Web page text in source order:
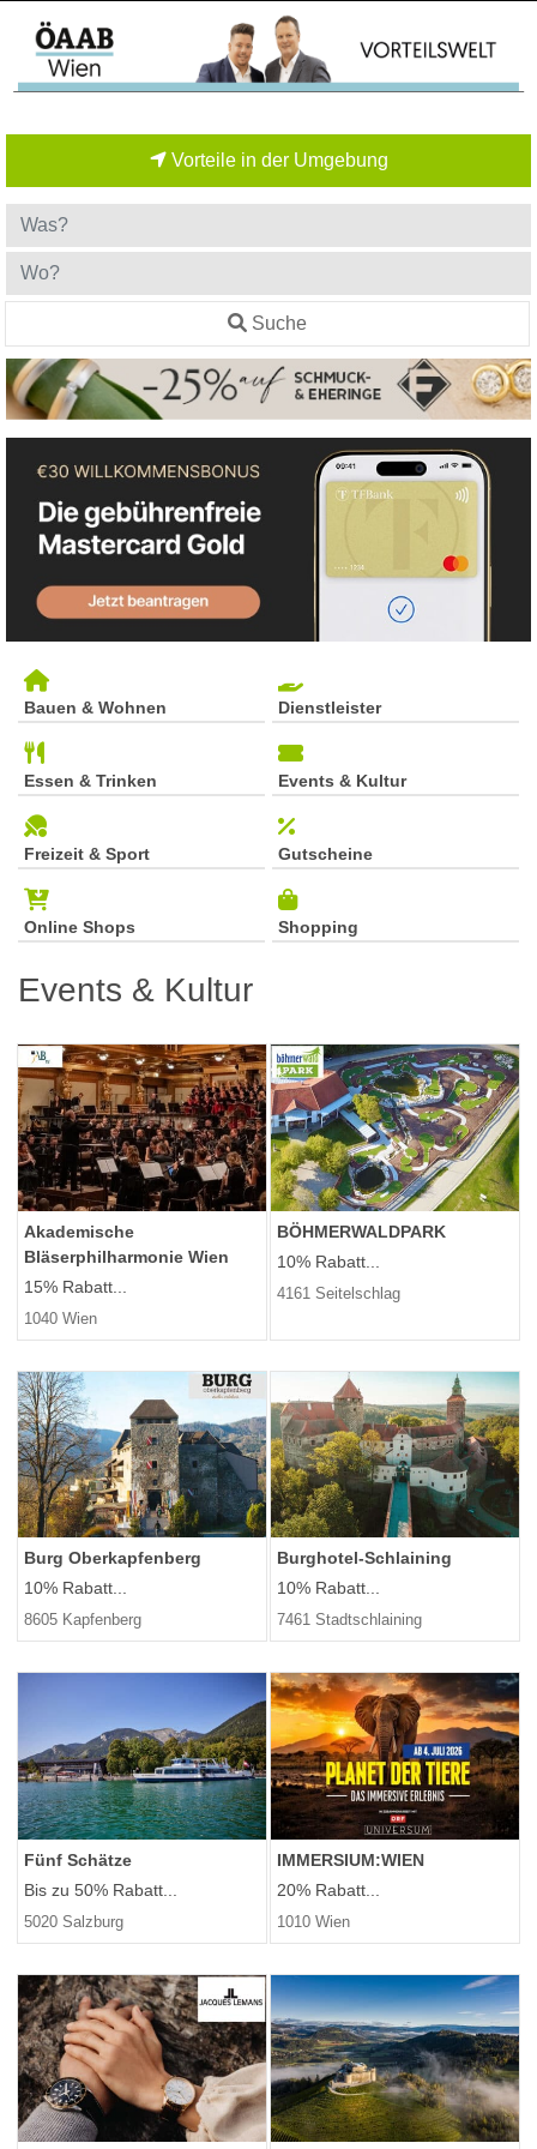
Vorteile in der Umgebung
Suche
Bauen & Wohnen Dienstleister
Essen & Trinken Events & Kultur
Freizeit & Sport Gutscheine
Online Shops Shopping
Events & Kultur
Akademische
Bläserphilharmonie Wien
15% Rabatt...
1040 Wien
BÖHMERWALDPARK
10% Rabatt...
4161 Seitelschlag
Burg Oberkapfenberg
10% Rabatt...
8605 Kapfenberg
Burghotel-Schlaining
10% Rabatt...
7461 Stadtschlaining
Fünf Schätze
Bis zu 50% Rabatt...
5020 Salzburg
IMMERSIUM:WIEN
20% Rabatt...
1010 Wien